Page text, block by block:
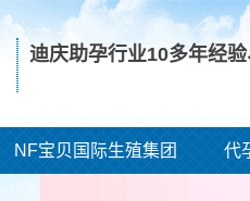
迪庆助孕行业10多年经验
NF宝贝国际生殖集团 代